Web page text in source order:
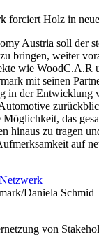
forciert Holz in
Austria soll der
bringen, weiter
wie WoodC.A.R
mit seinen
in der Entwicklung
Möglichkeit, das
hinaus zu tragen
auf
Daniela Schmid
von